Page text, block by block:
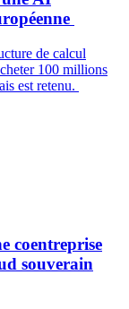
de calcul
100 millions
est retenu.
coentreprise
souverain